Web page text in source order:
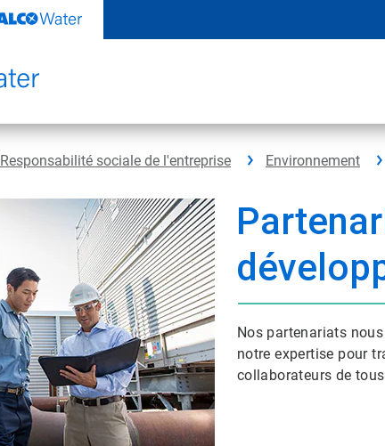
Responsabilité sociale de l'entreprise Environnement
Nos partenariats
notre expertise pour
collaborateurs de